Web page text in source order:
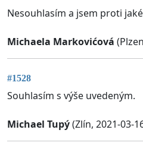
Nesouhlasím a jsem proti
Michaela Markovićová
#1528
Souhlasím s výše uvedeným.
Michael Tupý(Zlín, 2021-03-